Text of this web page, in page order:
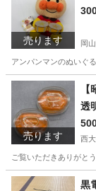
売ります 岡
アンパンマンのぬいぐ
岡山 岡山市
売ります
透
ッ
オ
西
ご覧いただきありがと
岡山 岡山市
黒